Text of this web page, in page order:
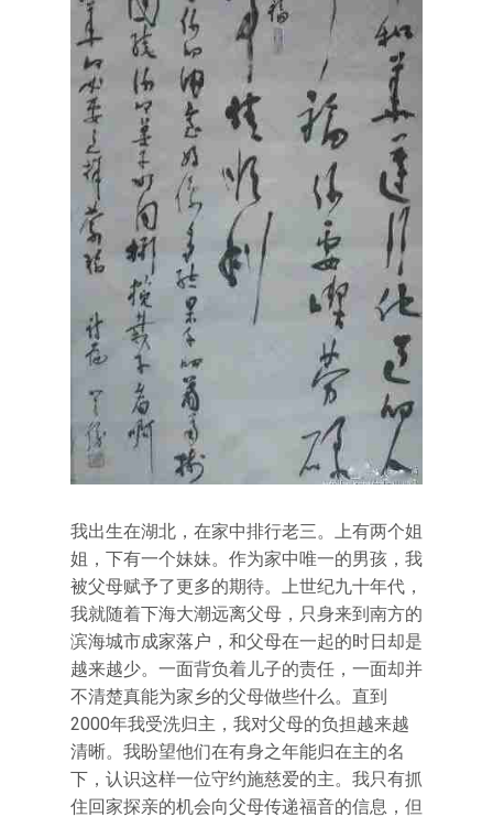
我出生在湖北，在家中排行老三。上有两个姐
姐，下有一个妹妹。作为家中唯一的男孩，我
被父母赋予了更多的期待。上世纪九十年代，
我就随着下海大潮远离父母，只身来到南方的
滨海城市成家落户，和父母在一起的时日却是
越来越少。一面背负着儿子的责任，一面却并
不清楚真能为家乡的父母做些什么。直到
2000年我受洗归主，我对父母的负担越来越
清晰。我盼望他们在有身之年能归在主的名
下，认识这样一位守约施慈爱的主。我只有抓
住回家探亲的机会向父母传递福音的信息，但